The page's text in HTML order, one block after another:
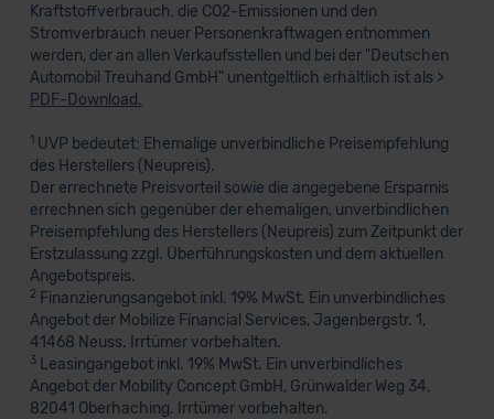
Kraftstoffverbrauch, die CO2-Emissionen und den
Stromverbrauch neuer Personenkraftwagen entnommen
werden, der an allen Verkaufsstellen und bei der "Deutschen
Automobil Treuhand GmbH" unentgeltlich erhältlich ist als >
PDF-Download.
1UVP bedeutet: Ehemalige unverbindliche Preisempfehlung
des Herstellers (Neupreis).
Der errechnete Preisvorteil sowie die angegebene Ersparnis
errechnen sich gegenüber der ehemaligen, unverbindlichen
Preisempfehlung des Herstellers (Neupreis) zum Zeitpunkt der
Erstzulassung zzgl. Überführungskosten und dem aktuellen
Angebotspreis.
2 Finanzierungsangebot inkl. 19% MwSt. Ein unverbindliches
Angebot der Mobilize Financial Services, Jagenbergstr. 1,
41468 Neuss. Irrtümer vorbehalten.
3Leasingangebot inkl. 19% MwSt. Ein unverbindliches
Angebot der Mobility Concept GmbH, Grünwalder Weg 34,
82041 Oberhaching. Irrtümer vorbehalten.